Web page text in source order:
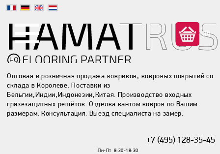
Оптовая и розничная продажа ковриков, ковровых покрытий со
склада в Королеве. Поставки из
Бельгии,Индии,Индонезии,Китая. Производство входных
грязезащитных решёток. Отделка кантом ковров по Вашим
размерам. Консультация. Выезд специалиста на замер.
(0)
+7 (495) 128-35-45
Пн-Пт 8:30-18:30